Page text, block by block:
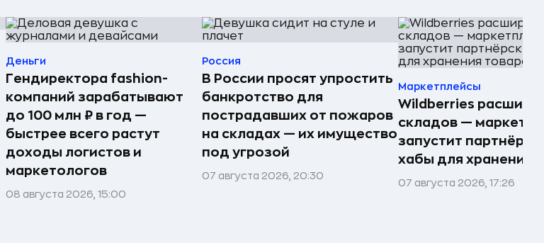
Деньги
Гендиректора fashion-
компаний зарабатывают
до 100 млн ₽ в год —
быстрее всего растут
доходы логистов и
маркетологов
08 августа 2026, 15:00
Россия
В России просят упростить
банкротство для
пострадавших от пожаров
на складах — их имущество
под угрозой
07 августа 2026, 20:30
Маркетплейсы
Wildberries
складов —
запустит
хабы для хранения
07 августа 2026, 17:26